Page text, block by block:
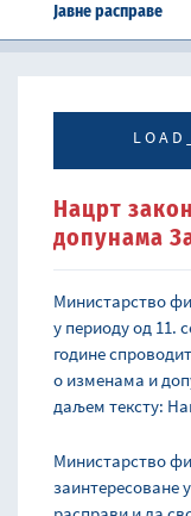
Јавне расправе
Нацрт
допунама
Министарствo
у периоду од 11.
године
о изменама и
даљем тексту:
Министарство
заинтересоване